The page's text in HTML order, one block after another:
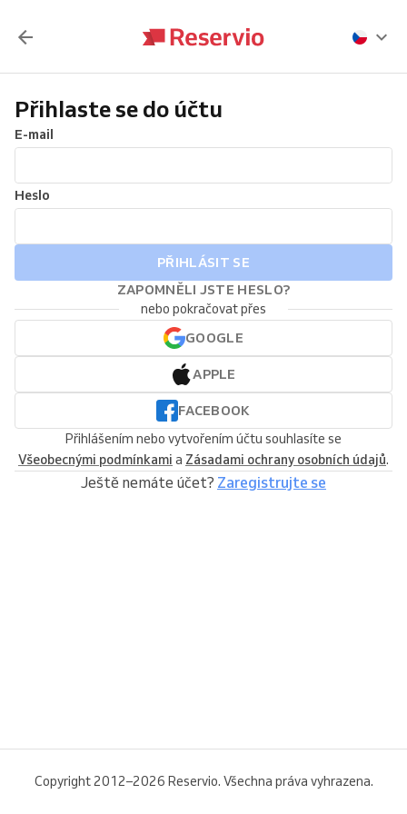
Přihlaste se do účtu
E-mail
Heslo
PŘIHLÁSIT SE
ZAPOMNĚLI JSTE HESLO?
nebo pokračovat přes
GOOGLE
APPLE
FACEBOOK
Přihlášením nebo vytvořením účtu souhlasíte se
Všeobecnými podmínkami a Zásadami ochrany osobních údajů.
Ještě nemáte účet? Zaregistrujte se
Copyright 2012–2026 Reservio. Všechna práva vyhrazena.